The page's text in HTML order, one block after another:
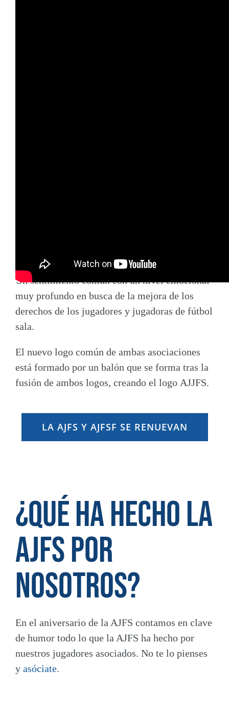
que hace de la asociación algo que va más allá.
Un sentimiento común con un nivel emocional
muy profundo en busca de la mejora de los
derechos de los jugadores y jugadoras de fútbol
sala.
El nuevo logo común de ambas asociaciones
está formado por un balón que se forma tras la
fusión de ambos logos, creando el logo AJJFS.
LA AJFS Y AJFSF SE RENUEVAN
¿Qué ha hecho la
AJFS por
nosotros?
En el aniversario de la AJFS contamos en clave
de humor todo lo que la AJFS ha hecho por
nuestros jugadores asociados. No te lo pienses
y asóciate.